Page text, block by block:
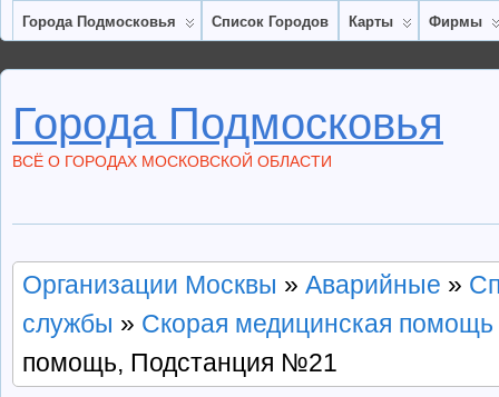
Города Подмосковья Список Городов Карты Фирмы
Города Подмосковья
ВСЁ О ГОРОДАХ МОСКОВСКОЙ ОБЛАСТИ
Организации Москвы » Аварийные »
службы » Скорая медицинская помощь
помощь, Подстанция №21